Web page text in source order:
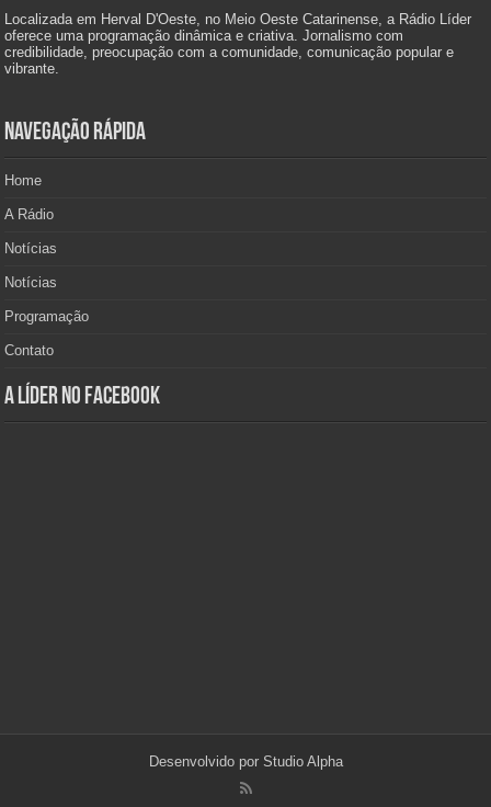
Localizada em Herval D'Oeste, no Meio Oeste Catarinense, a Rádio Líder
oferece uma programação dinâmica e criativa. Jornalismo com
credibilidade, preocupação com a comunidade, comunicação popular e
vibrante.
Navegação Rápida
Home
A Rádio
Notícias
Notícias
Programação
Contato
A Líder no Facebook
Desenvolvido por Studio Alpha